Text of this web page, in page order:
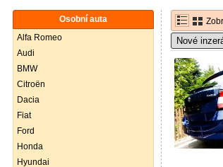
Osobní auta
Alfa Romeo
Audi
BMW
Citroën
Dacia
Fiat
Ford
Honda
Hyundai
Nové